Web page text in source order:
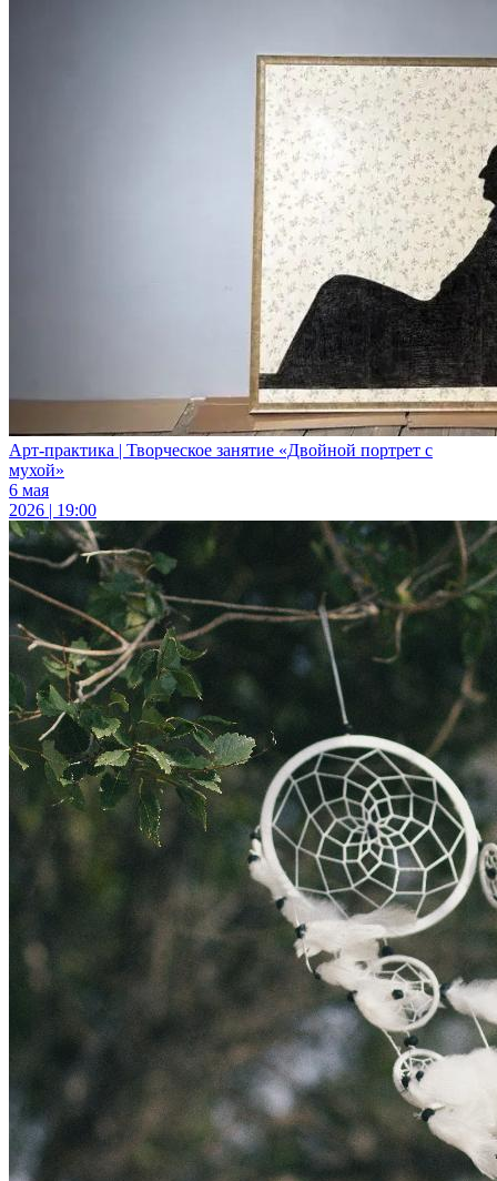
Арт-практика | Творческое занятие «Двойной портрет с
мухой»
6 мая
2026 | 19:00